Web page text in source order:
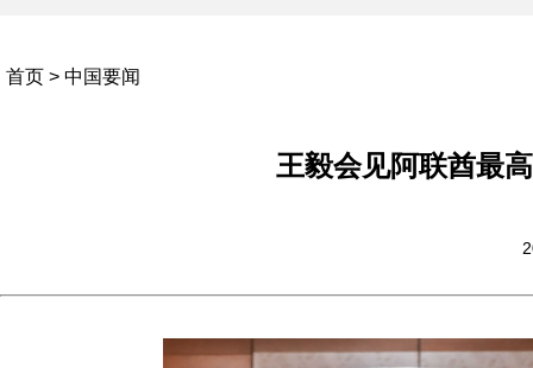
首页 > 中国要闻
王毅会见阿联酋最